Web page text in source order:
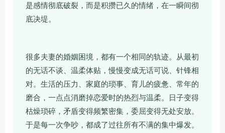
是感情彻底破裂，而是积攒已久的情绪，在一瞬间彻
底决堤。
很多夫妻的婚姻困境，都有一个相同的轨迹。从最初
的无话不谈、温柔体贴，慢慢变成无话可说、针锋相
对。生活的压力、家庭的琐事、育儿的疲惫、常年的
磨合，一点点消磨掉恋爱时的热烈与温柔。日子变得
枯燥琐碎，矛盾变得频繁密集，委屈变得无处安放。
于是每一次争吵，都成了过往所有不满的集中爆发。